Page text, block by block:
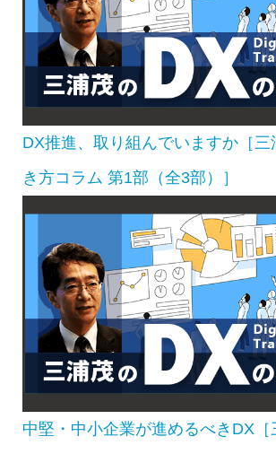
DX推進、取り組んでいますか［
き方コラム 第1部（全3部）］
中堅・中小企業が進めるべきDX